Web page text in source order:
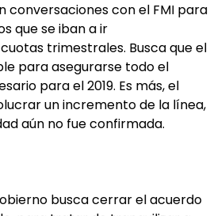
conversaciones con el FMI para
que se iban a ir
trimestrales. Busca que el
para asegurarse todo el
para el 2019. Es más, el
un incremento de la línea,
aún no fue confirmada.
busca cerrar el acuerdo